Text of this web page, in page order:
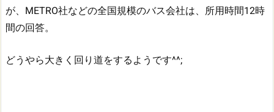
が、METRO社などの全国規模のバス会社は、所用時間12時
間の回答。
どうやら大きく回り道をするようです^^;